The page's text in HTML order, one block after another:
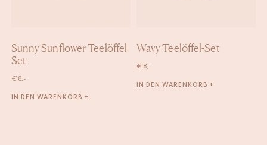
Sunny Sunflower Teelöffel
Set
€ 18,-
IN DEN WARENKORB +
Wavy Teelöffel-Set
€ 18,-
IN DEN WARENKORB +